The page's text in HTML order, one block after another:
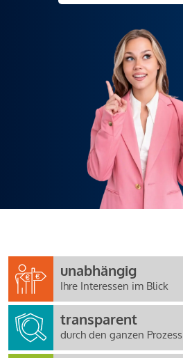
unabhängig
Ihre Interessen im Blick
transparent
durch den ganzen Prozess